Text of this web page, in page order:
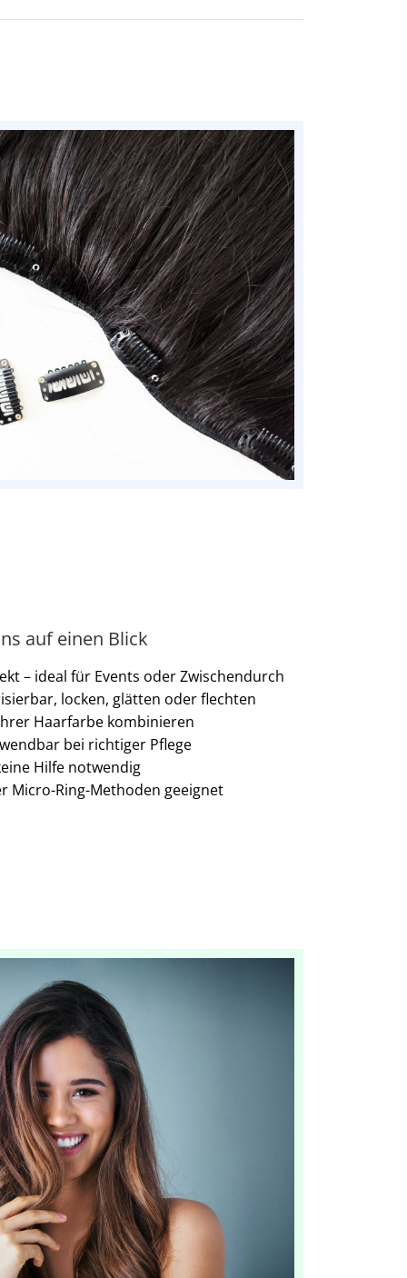
auf einen Blick
– ideal für Events oder Zwischendurch
locken, glätten oder flechten
Haarfarbe kombinieren
bei richtiger Pflege
Hilfe notwendig
Micro-Ring-Methoden geeignet